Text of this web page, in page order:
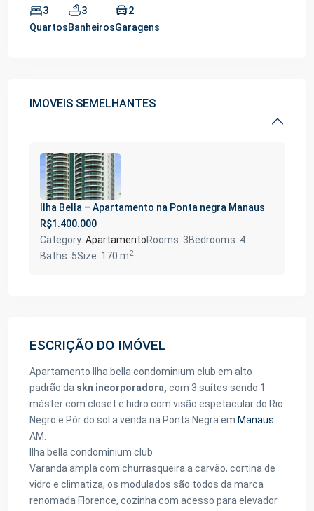
3
Quartos
3
Banheiros
2
Garagens
IMOVEIS SEMELHANTES
Ilha Bella – Apartamento na Ponta negra Manaus
R$1.400.000
Category: ApartamentoRooms: 3Bedrooms: 4
Baths: 5Size: 170 m2
ESCRIÇÃO DO IMÓVEL
Apartamento Ilha bella condominium club em alto
padrão da skn incorporadora, com 3 suítes sendo 1
máster com closet e hidro com visão espetacular do Rio
Negro e Pôr do sol a venda na Ponta Negra em Manaus
AM.
Ilha bella condominium club
Varanda ampla com churrasqueira a carvão, cortina de
vidro e climatiza, os modulados são todos da marca
renomada Florence, cozinha com acesso para elevador